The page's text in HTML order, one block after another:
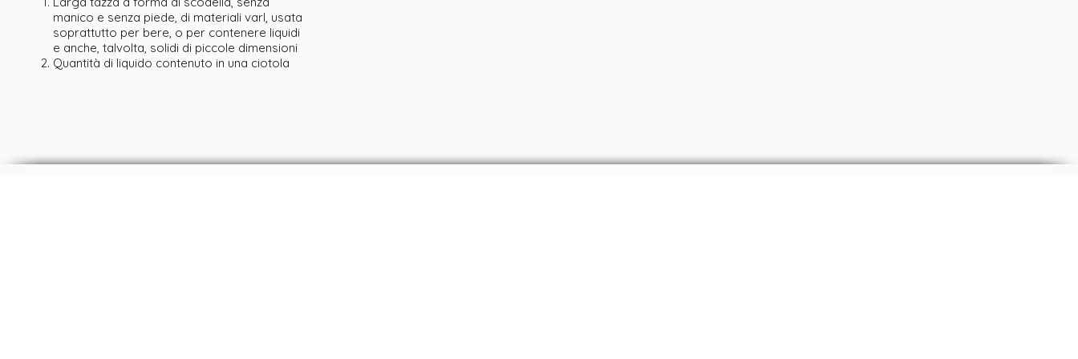
manico e senza piede, di materiali varI, usata
soprattutto per bere, o per contenere liquidi
e anche, talvolta, solidi di piccole dimensioni
Quantità di liquido contenuto in una ciotola